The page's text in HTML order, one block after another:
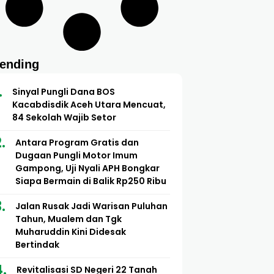
Sinyal Pungli Dana BOS
Kacabdisdik Aceh Utara Mencuat,
84 Sekolah Wajib Setor
Antara Program Gratis dan
Dugaan Pungli Motor Imum
Gampong, Uji Nyali APH Bongkar
Siapa Bermain di Balik Rp250 Ribu
Jalan Rusak Jadi Warisan Puluhan
Tahun, Mualem dan Tgk
Muharuddin Kini Didesak
Bertindak
Revitalisasi SD Negeri 22 Tanah